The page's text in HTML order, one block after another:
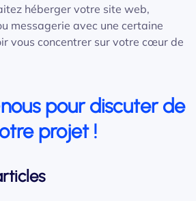
héberger votre site web,
messagerie avec une certaine
vous concentrer sur votre cœur de
pour discuter de
projet !